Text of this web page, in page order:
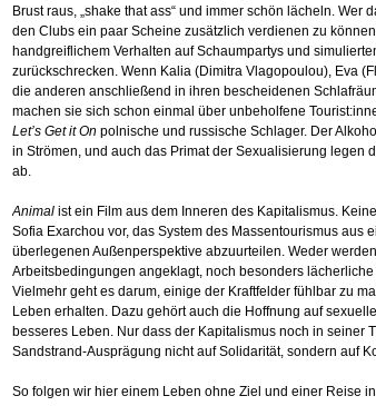
Brust raus, „shake that ass“ und immer schön lächeln. Wer
den Clubs ein paar Scheine zusätzlich verdienen zu
handgreiflichem Verhalten auf Schaumpartys und
zurückschrecken. Wenn Kalia (Dimitra Vlagopoulou), Eva
die anderen anschließend in ihren bescheidenen
machen sie sich schon einmal über unbeholfene
Let’s Get it On polnische und russische Schlager. Der
in Strömen, und auch das Primat der Sexualisierung legen
ab.
Animal ist ein Film aus dem Inneren des Kapitalismus.
Sofia Exarchou vor, das System des Massentourismus aus
überlegenen Außenperspektive abzuurteilen. Weder
Arbeitsbedingungen angeklagt, noch besonders
Vielmehr geht es darum, einige der Kraftfelder fühlbar zu
Leben erhalten. Dazu gehört auch die Hoffnung auf
besseres Leben. Nur dass der Kapitalismus noch in seiner
Sandstrand-Ausprägung nicht auf Solidarität, sondern auf
So folgen wir hier einem Leben ohne Ziel und einer Reise